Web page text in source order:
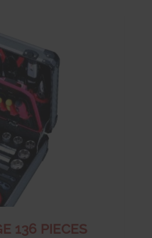
136 PIECES